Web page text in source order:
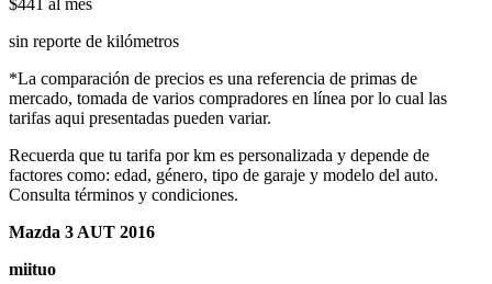
sin reporte de kilómetros
*La comparación de precios es una referencia de primas de
mercado, tomada de varios compradores en línea por lo cual las
tarifas aqui presentadas pueden variar.
Recuerda que tu tarifa por km es personalizada y depende de
factores como: edad, género, tipo de garaje y modelo del auto.
Consulta términos y condiciones.
Mazda 3 AUT 2016
miituo